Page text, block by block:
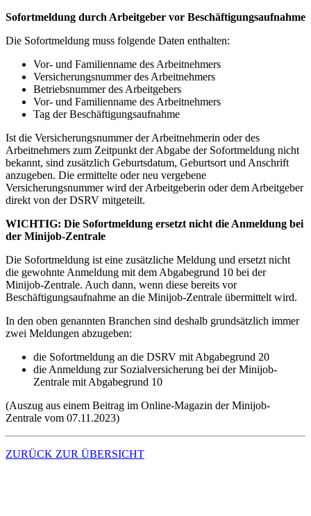
Sofortmeldung durch Arbeitgeber vor Beschäftigungsaufnahme
Die Sofortmeldung muss folgende Daten enthalten:
Vor- und Familienname des Arbeitnehmers
Versicherungsnummer des Arbeitnehmers
Betriebsnummer des Arbeitgebers
Vor- und Familienname des Arbeitnehmers
Tag der Beschäftigungsaufnahme
Ist die Versicherungsnummer der Arbeitnehmerin oder des
Arbeitnehmers zum Zeitpunkt der Abgabe der Sofortmeldung nicht
bekannt, sind zusätzlich Geburtsdatum, Geburtsort und Anschrift
anzugeben. Die ermittelte oder neu vergebene
Versicherungsnummer wird der Arbeitgeberin oder dem Arbeitgeber
direkt von der DSRV mitgeteilt.
WICHTIG: Die Sofortmeldung ersetzt nicht die Anmeldung bei
der Minijob-Zentrale
Die Sofortmeldung ist eine zusätzliche Meldung und ersetzt nicht
die gewohnte Anmeldung mit dem Abgabegrund 10 bei der
Minijob-Zentrale. Auch dann, wenn diese bereits vor
Beschäftigungsaufnahme an die Minijob-Zentrale übermittelt wird.
In den oben genannten Branchen sind deshalb grundsätzlich immer
zwei Meldungen abzugeben:
die Sofortmeldung an die DSRV mit Abgabegrund 20
die Anmeldung zur Sozialversicherung bei der Minijob-
Zentrale mit Abgabegrund 10
(Auszug aus einem Beitrag im Online-Magazin der Minijob-
Zentrale vom 07.11.2023)
ZURÜCK ZUR ÜBERSICHT